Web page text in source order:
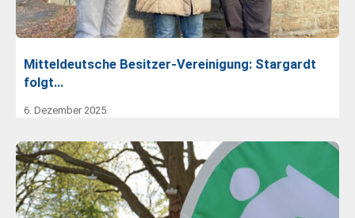
Mitteldeutsche Besitzer-Vereinigung: Stargardt
folgt…
6. Dezember 2025